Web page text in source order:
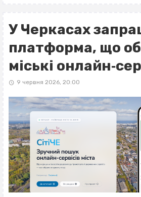
У Черкасах
платформа, що
міські
9 червня 2026, 20:00